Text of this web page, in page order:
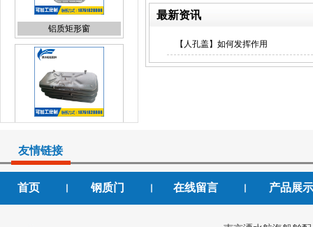
铝质矩形窗
快开闭钢质门
最新资讯
【人孔盖】如何发挥作用
友情链接
首页 钢质门 在线留言 产品展示